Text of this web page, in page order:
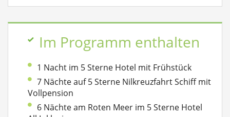
Im Programm enthalten
1 Nacht im 5 Sterne Hotel mit Frühstück
7 Nächte auf 5 Sterne Nilkreuzfahrt Schiff mit
Vollpension
6 Nächte am Roten Meer im 5 Sterne Hotel